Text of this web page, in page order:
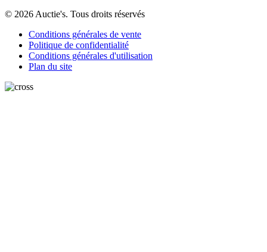
© 2026 Auctie's. Tous droits réservés
Conditions générales de vente
Politique de confidentialité
Conditions générales d'utilisation
Plan du site